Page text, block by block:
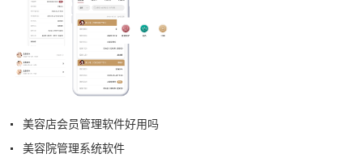
美容店会员管理软件好用吗
美容院管理系统软件